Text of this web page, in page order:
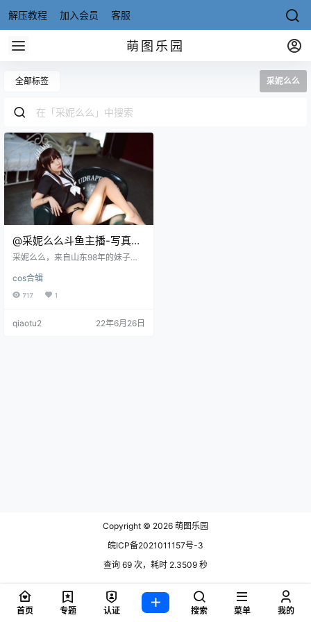
解压教程 加入会员 客服
萌图乐园
全部标签 采妮么么
@采妮么么斗鱼主播-写真作
品合集[持续更新]
采妮么么，来自山东98年的妹子，
5190。围脖ID为采妮酱，目前围脖
粉丝量为4万，小姐姐长相灰常的甜
cos合辑
717 1
qiaotu2 22年6月26日
Copyright © 2026 萌图乐园
皖ICP备2021011157号-3
查询 69 次，耗时 2.3509 秒
首页 专题 认证 搜索 菜单 我的